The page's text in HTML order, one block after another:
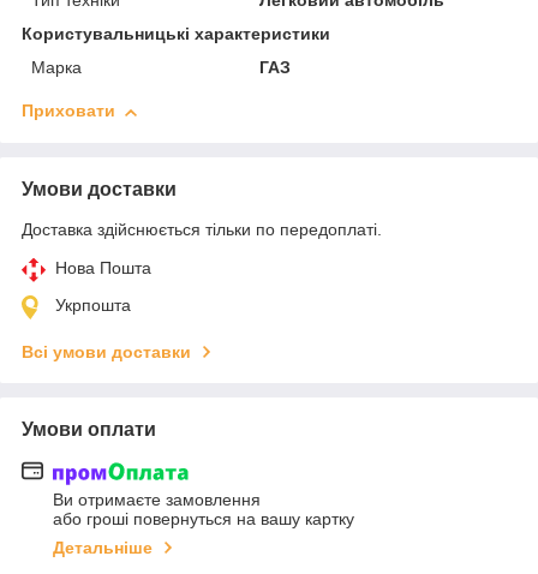
Користувальницькі характеристики
Марка
ГАЗ
Приховати
Умови доставки
Доставка здійснюється тільки по передоплаті.
Нова Пошта
Укрпошта
Всі умови доставки
Умови оплати
Ви отримаєте замовлення
або гроші повернуться на вашу картку
Детальніше